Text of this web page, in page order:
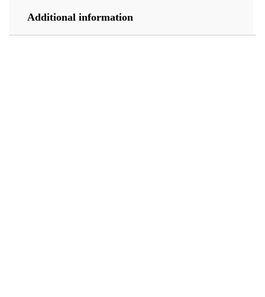
Additional information